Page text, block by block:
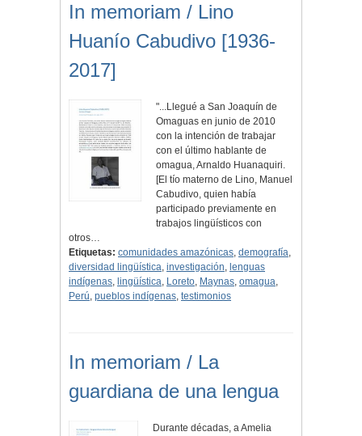
In memoriam / Lino
Huanío Cabudivo [1936-
2017]
"...Llegué a San Joaquín de
Omaguas en junio de 2010
con la intención de trabajar
con el último hablante de
omagua, Arnaldo Huanaquiri.
[El tío materno de Lino, Manuel
Cabudivo, quien había
participado previamente en
trabajos lingüísticos con
otros…
Etiquetas: comunidades amazónicas, demografía,
diversidad lingüística, investigación, lenguas
indígenas, lingüística, Loreto, Maynas, omagua,
Perú, pueblos indígenas, testimonios
In memoriam / La
guardiana de una lengua
Durante décadas, a Amelia